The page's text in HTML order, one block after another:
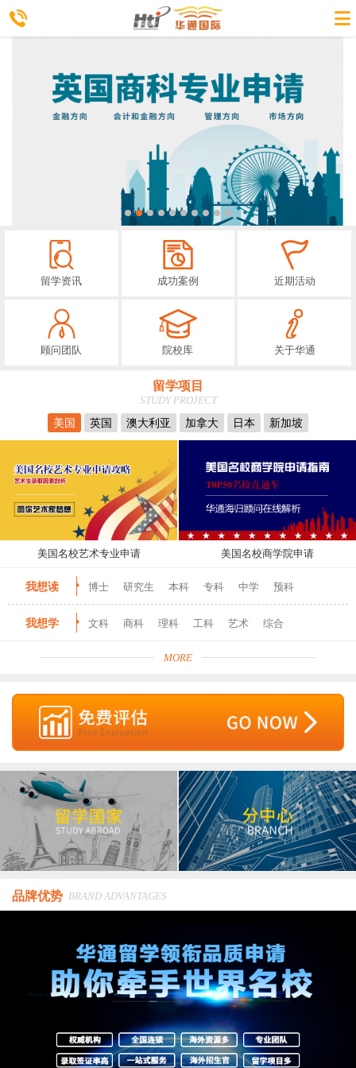
留学资讯 成功案例 近期活动
顾问团队 院校库 关于华通
留学项目
STUDY PROJECT
美国
英国 澳大利亚 加拿大 日本 新加坡
美国名校艺术专业申请 美国名校商学院申请
我想读 博士 研究生 本科 专科 中学 预科
我想学 文科 商科 理科 工科 艺术 综合
MORE
品牌优势 BRAND ADVANTAGES